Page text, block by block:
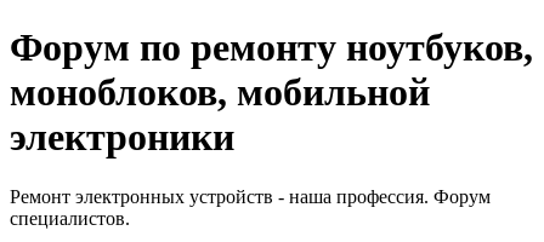
Регистрация
Форум по ремонту ноутбуков,
моноблоков, мобильной
электроники
Ремонт электронных устройств - наша профессия. Форум
специалистов.